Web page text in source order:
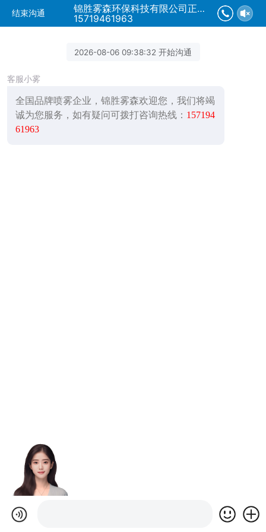
结束沟通
锦胜雾森环保科技有限公司正在为您服务
15719461963
2026-08-06 09:38:32 开始沟通
客服小雾
全国品牌喷雾企业，锦胜雾森欢迎您，我们将竭
诚为您服务，如有疑问可拨打咨询热线： 157194
61963